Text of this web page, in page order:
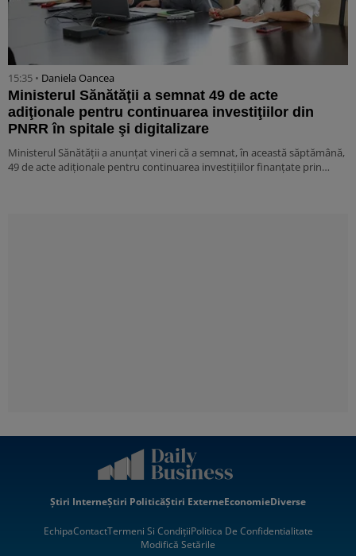
15:35 • Daniela Oancea
Ministerul Sănătăţii a semnat 49 de acte
adiţionale pentru continuarea investiţiilor din
PNRR în spitale şi digitalizare
Ministerul Sănătăţii a anunţat vineri că a semnat, în această săptămână,
49 de acte adiţionale pentru continuarea investiţiilor finanţate prin…
Știri InterneȘtiri PoliticăȘtiri ExterneEconomieDiverse
EchipaContactTermeni Si CondițiiPolitica De Confidentialitate
Modifică Setările